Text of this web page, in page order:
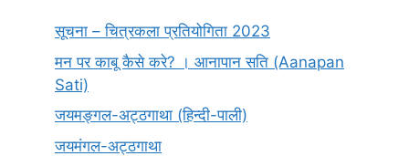
सूचना – चित्रकला प्रतियोगिता 2023
मन पर काबू कैसे करे? । आनापान सति (Aanapan
Sati)
जयमङ्गल-अट्ठगाथा (हिन्दी-पाली)
जयमंगल-अट्ठगाथा